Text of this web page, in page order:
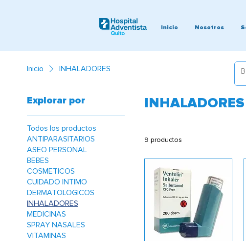
Inicio Nosotros
Inicio INHALADORES
Explorar por
Todos los productos
ANTIPARASITARIOS
ASEO PERSONAL
BEBES
COSMETICOS
CUIDADO INTIMO
DERMATOLOGICOS
INHALADORES
MEDICINAS
SPRAY NASALES
VITAMINAS
INHALADORES
9 productos